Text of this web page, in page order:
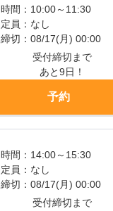
時間：10:00～11:30
定員：なし
締切：08/17(月) 00:00
受付締切まで
あと9日！
予約
時間：14:00～15:30
定員：なし
締切：08/17(月) 00:00
受付締切まで